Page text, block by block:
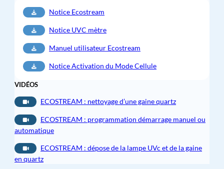
Notice Ecostream
Notice UVC mètre
Manuel utilisateur Ecostream
Notice Activation du Mode Cellule
VIDÉOS
ECOSTREAM : nettoyage d’une gaine quartz
ECOSTREAM : programmation démarrage manuel ou
automatique
ECOSTREAM : dépose de la lampe UVc et de la gaine
en quartz